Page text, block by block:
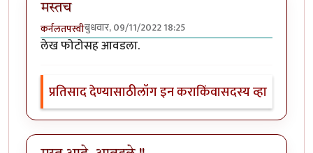
मस्तच
कर्नलतपस्वीबुधवार, 09/11/2022 18:25
लेख फोटोसह आवडला.
प्रतिसाद देण्यासाठीलॉग इन कराकिंवासदस्य व्हा